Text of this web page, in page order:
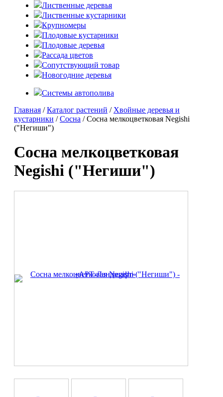
Лиственные деревья
Лиственные кустарники
Крупномеры
Плодовые кустарники
Плодовые деревья
Рассада цветов
Сопутствующий товар
Новогодние деревья
Системы автополива
Главная /Каталог растений / Хвойные деревья и
кустарники /Сосна / Сосна мелкоцветковая Negishi
("Негиши")
Сосна мелкоцветковая
Negishi ("Негиши")